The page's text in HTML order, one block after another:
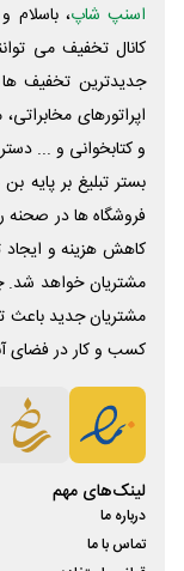
اسنپ شاپ، باسلام و
کانال تخفیف می
جدیدترین تخفیف ها
اپراتورهای
و کتابخوانی و ...
بستر تبلیغ بر پایه
فروشگاه ها در صحنه
کاهش هزینه و
مشتریان خواهد
مشتریان جدید باعث
کسب و کار در فضای
لینک‌های مهم
درباره ما
تماس با ما